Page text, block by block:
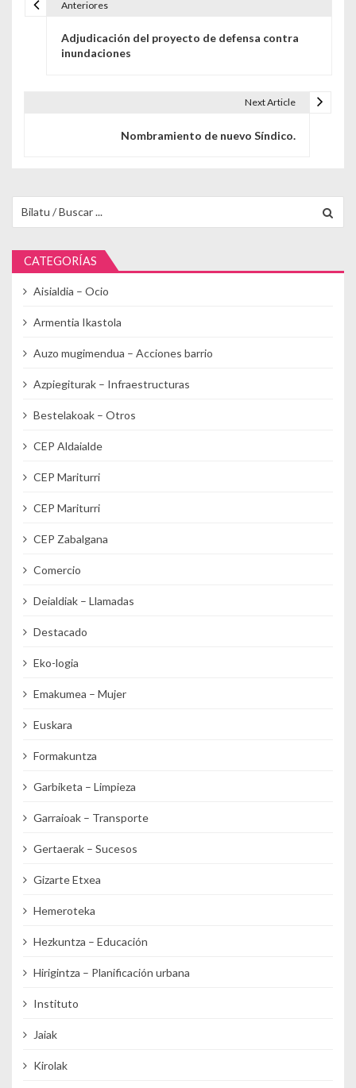
Anteriores
Adjudicación del proyecto de defensa contra
inundaciones
Next Article
Nombramiento de nuevo Síndico.
CATEGORÍAS
Aisialdia – Ocio
Armentia Ikastola
Auzo mugimendua – Acciones barrio
Azpiegiturak – Infraestructuras
Bestelakoak – Otros
CEP Aldaialde
CEP Mariturri
CEP Mariturri
CEP Zabalgana
Comercio
Deialdiak – Llamadas
Destacado
Eko-logia
Emakumea – Mujer
Euskara
Formakuntza
Garbiketa – Limpieza
Garraioak – Transporte
Gertaerak – Sucesos
Gizarte Etxea
Hemeroteka
Hezkuntza – Educación
Hirigintza – Planificación urbana
Instituto
Jaiak
Kirolak